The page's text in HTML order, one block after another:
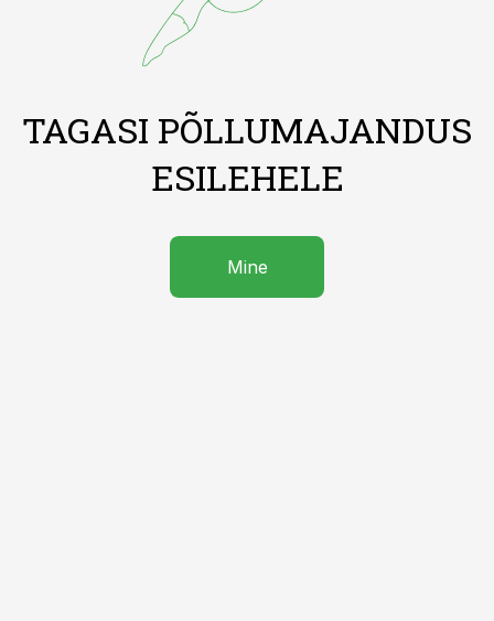
TAGASI PÕLLUMAJANDUS
ESILEHELE
Mine